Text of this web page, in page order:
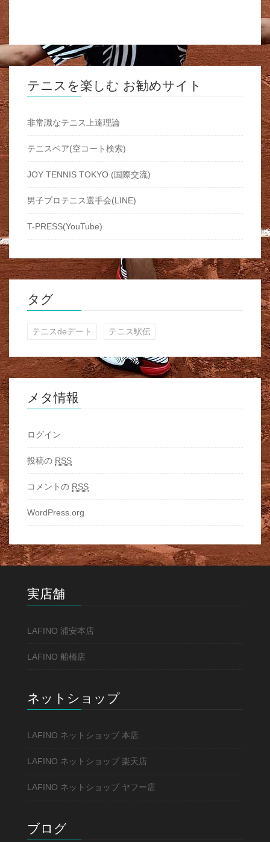
テニスを楽しむ お勧めサイト
非常識なテニス上達理論
テニスベア(空コート検索)
JOY TENNIS TOKYO (国際交流)
男子プロテニス選手会(LINE)
T-PRESS(YouTube)
タグ
テニスdeデート テニス駅伝
メタ情報
ログイン
投稿の RSS
コメントの RSS
WordPress.org
実店舗
LAFINO 浦安本店
LAFINO 船橋店
ネットショップ
LAFINO ネットショップ 本店
LAFINO ネットショップ 楽天店
LAFINO ネットショップ ヤフー店
ブログ